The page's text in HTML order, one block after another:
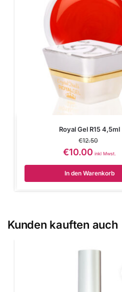
Royal Gel R15 4,5ml
€12.50
€10.00 inkl Mwst.
In den Warenkorb
Kunden kauften auch